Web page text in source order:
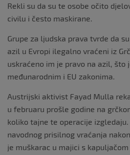
Rekli su da su te osobe očito
civilu i često maskirane.
Grupe za ljudska prava tvrde da
azil u Evropi ilegalno vraćeni iz
uskraćeno im je pravo na azil, što
međunarodnim i EU zakonima.
Austrijski aktivist Fayad Mulla
u februaru prošle godine na
koliko tajne te operacije
navodnog prisilnog vraćanja
je muškarac u majici s